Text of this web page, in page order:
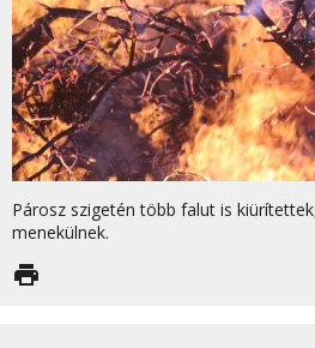
Párosz szigetén több falut is
menekülnek.
print